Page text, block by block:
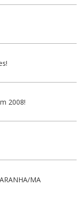
2008!
MA